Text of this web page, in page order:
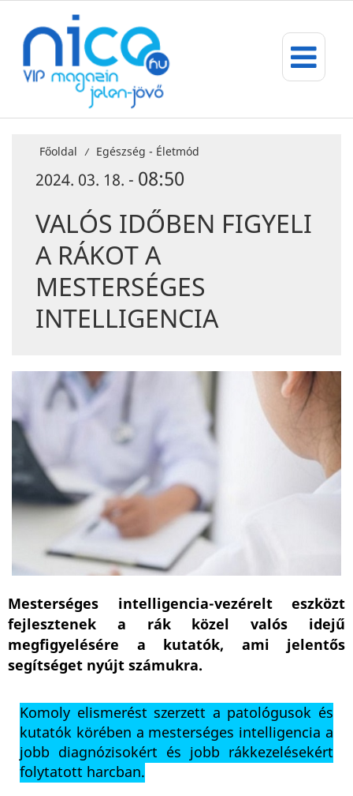
Főoldal / Egészség - Életmód
2024. 03. 18. - 08:50
VALÓS IDŐBEN FIGYELI
A RÁKOT A
MESTERSÉGES
INTELLIGENCIA
Mesterséges intelligencia-vezérelt eszközt
fejlesztenek a rák közel valós idejű
megfigyelésére a kutatók, ami jelentős
segítséget nyújt számukra.
Komoly elismerést szerzett a patológusok és
kutatók körében a mesterséges intelligencia a
jobb diagnózisokért és jobb rákkezelésekért
folytatott harcban.